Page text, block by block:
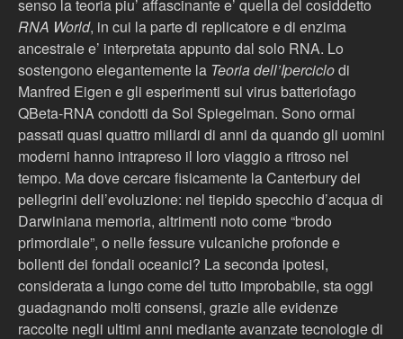
senso la teoria piu’ affascinante e’ quella del cosiddetto
RNA World, in cui la parte di replicatore e di enzima
ancestrale e’ interpretata appunto dal solo RNA. Lo
sostengono elegantemente la Teoria dell’Iperciclodi
Manfred Eigen e gli esperimenti sul virus batteriofago
QBeta-RNA condotti da Sol Spiegelman. Sono ormai
passati quasi quattro miliardi di anni da quando gli uomini
moderni hanno intrapreso il loro viaggio a ritroso nel
tempo. Ma dove cercare fisicamente la Canterbury dei
pellegrini dell’evoluzione: nel tiepido specchio d’acqua di
Darwiniana memoria, altrimenti noto come “brodo
primordiale”, o nelle fessure vulcaniche profonde e
bollenti dei fondali oceanici? La seconda ipotesi,
considerata a lungo come del tutto improbabile, sta oggi
guadagnando molti consensi, grazie alle evidenze
raccolte negli ultimi anni mediante avanzate tecnologie di